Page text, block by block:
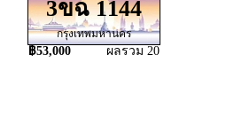
3ขฉ 1144
กรุงเทพมหานคร
฿53,000 ผลรวม 20